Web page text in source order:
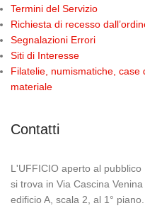
Termini del Servizio
Richiesta di recesso
Segnalazioni Errori
Siti di Interesse
Filatelie, numismatiche, case
materiale
Contatti
L'UFFICIO aperto al pubblico
si trova in Via Cascina
edificio A, scala 2, al 1° piano.